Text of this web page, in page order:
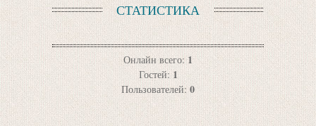
СТАТИСТИКА
Онлайн всего: 1
Гостей: 1
Пользователей: 0